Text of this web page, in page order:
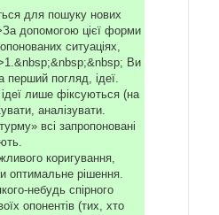
для пошуку нових
допомогою цієї форми
ситуаціях,
Ви
перший погляд, ідеї.
лише фіксуються (на
аналізувати.
всі запропоновані
коригування,
оптимальне рішення.
небудь спірного
опонентів (тих, хто